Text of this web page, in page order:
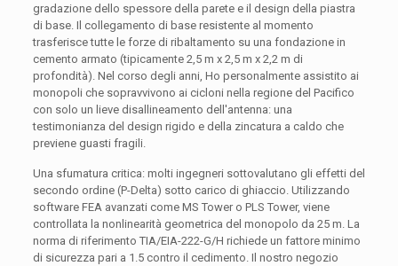
gradazione dello spessore della parete e il design della piastra
di base. Il collegamento di base resistente al momento
trasferisce tutte le forze di ribaltamento su una fondazione in
cemento armato (tipicamente 2,5 m x 2,5 m x 2,2 m di
profondità). Nel corso degli anni, Ho personalmente assistito ai
monopoli che sopravvivono ai cicloni nella regione del Pacifico
con solo un lieve disallineamento dell'antenna: una
testimonianza del design rigido e della zincatura a caldo che
previene guasti fragili.
Una sfumatura critica: molti ingegneri sottovalutano gli effetti del
secondo ordine (P-Delta) sotto carico di ghiaccio. Utilizzando
software FEA avanzati come MS Tower o PLS Tower, viene
controllata la nonlinearità geometrica del monopolo da 25 m. La
norma di riferimento TIA/EIA-222-G/H richiede un fattore minimo
di sicurezza pari a 1.5 contro il cedimento. Il nostro negozio